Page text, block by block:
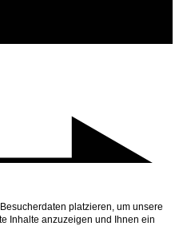
platzieren, um unsere
Inhalte anzuzeigen und Ihnen ein